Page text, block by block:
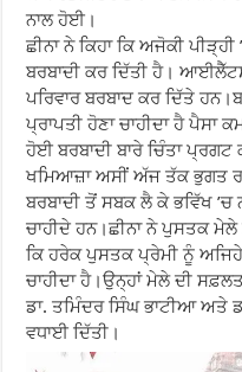
ਨਾਲ ਹੋਈ।
ਛੀਨਾ ਨੇ ਕਿਹਾ ਕਿ ਅਜੋਕੀ
ਬਰਬਾਦੀ ਕਰ ਦਿੱਤੀ ਹੈ।
ਪਰਿਵਾਰ ਬਰਬਾਦ ਕਰ ਦਿੱਤੇ
ਪ੍ਰਾਪਤੀ ਹੋਣਾ ਚਾਹੀਦਾ ਹੈ ਪੈਸਾ
ਹੋਈ ਬਰਬਾਦੀ ਬਾਰੇ ਚਿੰਤਾ ਪ੍ਰਗਟ
ਖਮਿਆਜ਼ਾ ਅਸੀਂ ਅੱਜ ਤੱਕ ਭੁਗਤ
ਬਰਬਾਦੀ ਤੋਂ ਸਬਕ ਲੈ ਕੇ ਭਵਿੱਖ
ਚਾਹੀਦੇ ਹਨ।ਛੀਨਾ ਨੇ ਪੁਸਤਕ
ਕਿ ਹਰੇਕ ਪੁਸਤਕ ਪ੍ਰੇਮੀ ਨੂੰ
ਚਾਹੀਦਾ ਹੈ।ਉਨ੍ਹਾਂ ਮੇਲੇ ਦੀ
ਡਾ. ਤਮਿੰਦਰ ਸਿੰਘ ਭਾਟੀਆ ਅਤੇ
ਵਧਾਈ ਦਿੱਤੀ।